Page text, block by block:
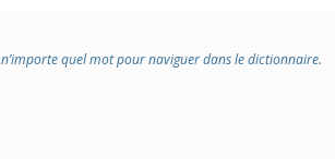
quel mot pour naviguer dans le dictionnaire.